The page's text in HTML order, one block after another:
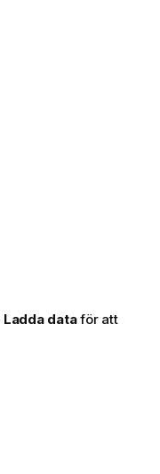
Ladda dataför att